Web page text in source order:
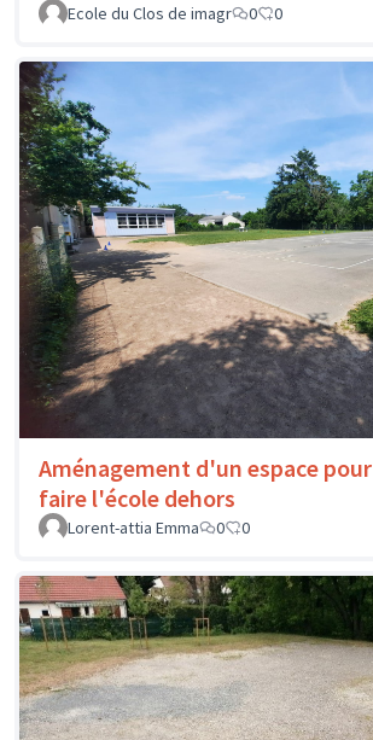
Ecole du Clos de imagr
0 0
Aménagement d'un espace pour
faire l'école dehors
Lorent-attia Emma
0 0